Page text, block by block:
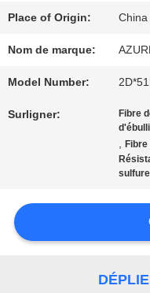
VISITE
D'USINE
CONTRÔLE
QUALITÉ
Place of Origin: China
Nom de marque:
Model Number:
Surligner:
Fibre
,